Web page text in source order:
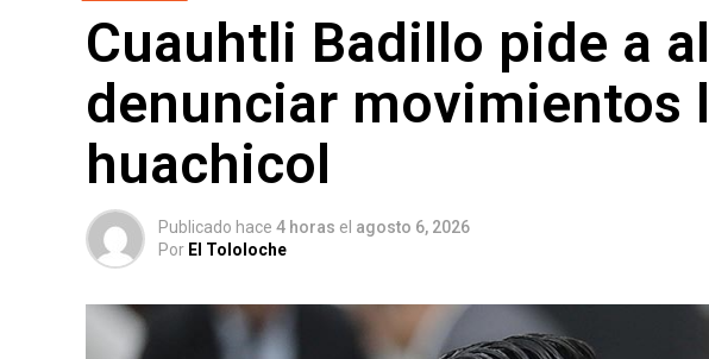
Cuauhtli Badillo pide a
denunciar movimientos
huachicol
Publicado hace 4 horas el agosto 6, 2026
Por El Tololoche